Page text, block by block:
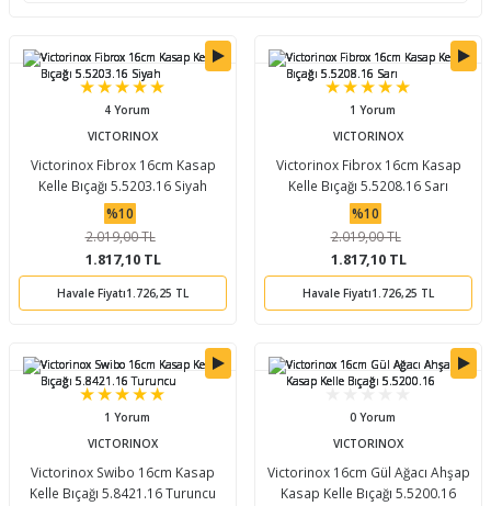
Makine Yağı
Göl Kamışı
Balık Malzemeleri Çantası
Kepçe Livar Pinter
Mücadele Kemeri
4 Yorum
VICTORINOX
Victorinox Fibrox 16cm Kasap
Kelle Bıçağı 5.5203.16 Siyah
%10
2.019,00 TL
1.817,10 TL
Havale Fiyatı1.726,25 TL
1 Yorum
VICTORINOX
Victorinox Fibrox 16cm Kasap
Kelle Bıçağı 5.5208.16 Sarı
%10
2.019,00 TL
1.817,10 TL
Havale Fiyatı1.726,25 TL
1 Yorum
VICTORINOX
Victorinox Swibo 16cm Kasap
Kelle Bıçağı 5.8421.16 Turuncu
0 Yorum
VICTORINOX
Victorinox 16cm Gül Ağacı Ahşap
Kasap Kelle Bıçağı 5.5200.16